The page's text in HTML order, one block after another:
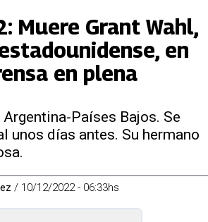
Muere Grant Wahl,
en
en plena
Países Bajos. Se
unos días antes. Su hermano
/ 10/12/2022 - 06:33hs